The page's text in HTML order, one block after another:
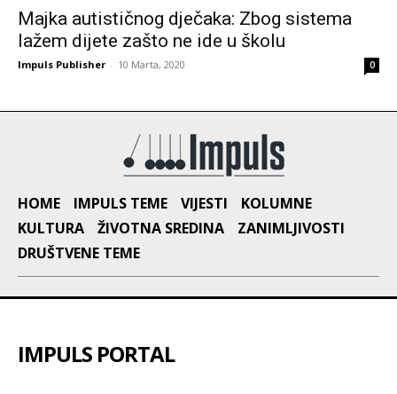
Majka autističnog dječaka: Zbog sistema
lažem dijete zašto ne ide u školu
Impuls Publisher - 10 Marta, 2020 0
HOME IMPULS TEME VIJESTI
KOLUMNE
KULTURA
ŽIVOTNA SREDINA
ZANIMLJIVOSTI
DRUŠTVENE TEME
IMPULS PORTAL